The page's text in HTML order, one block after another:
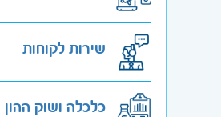
שירות לקוחות
כלכלה ושוק ההון